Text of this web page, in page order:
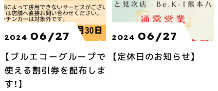
2024 06/27
【ブルエコーグループで
使える割引券を配布しま
す！】
2024 06/27
【定休日のお知らせ】